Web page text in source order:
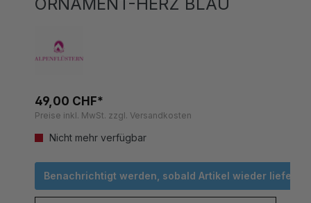
Preise inkl. MwSt. zzgl. Versandkosten
Nicht mehr verfügbar
Benachrichtigt werden, sobald Artikel wieder
Zum Merkzettel hinzufügen